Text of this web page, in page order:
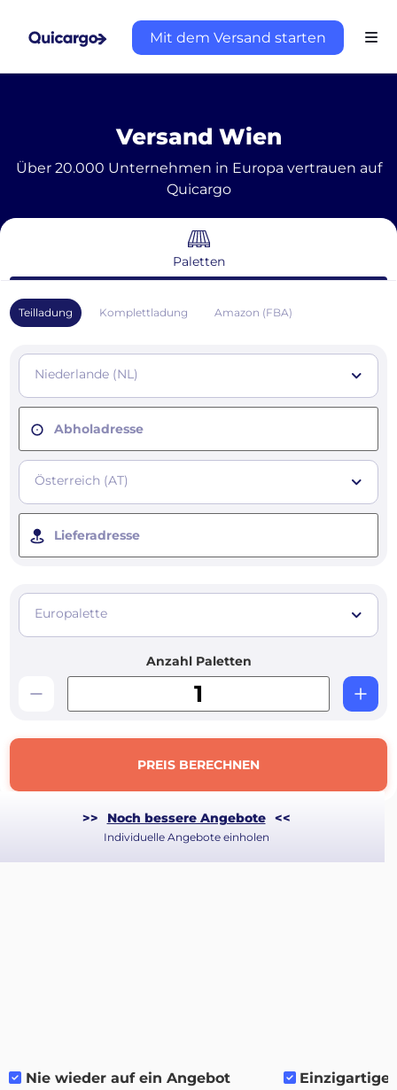
Mit dem Versand starten
Über
Versand Wien
Über 20.000 Unternehmen in Europa vertrauen auf
Quicargo
Paletten
Teilladung Komplettladung Amazon (FBA)
Niederlande (NL)
Abholadresse
Österreich (AT)
Lieferadresse
Europalette
Anzahl Paletten
PREIS BERECHNEN
>> Noch bessere Angebote <<
Individuelle Angebote einholen
Nie wieder auf ein Angebot
Einzigartige